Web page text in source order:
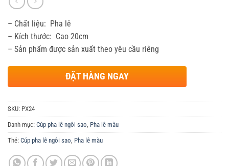
– Chất liệu: Pha lê
– Kích thước: Cao 20cm
– Sản phẩm được sản xuất theo yêu cầu riêng
ĐẶT HÀNG NGAY
SKU: PX24
Danh mục: Cúp pha lê ngôi sao, Pha lê màu
Thẻ: Cúp pha lê ngôi sao, Pha lê màu